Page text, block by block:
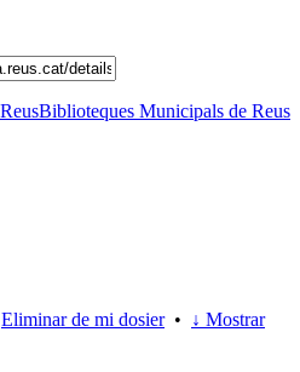
Biblioteques Municipals de Reus
Eliminar de mi dosier•
↓ Mostrar